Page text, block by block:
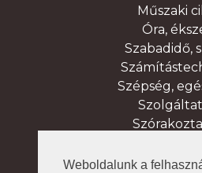
Weboldalunk a
Műszaki
Óra,
Szabadidő,
Szépség,
Virág,